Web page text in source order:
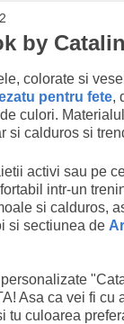
by
colorate si
pentru fete,
culori.
si calduros si
activi sau pe
intr-un
si calduros,
si sectiunea de
Asa ca vei fi cu
tu culoarea